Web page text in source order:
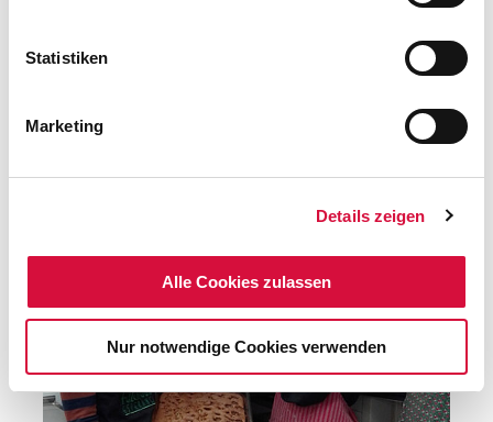
Statistiken
Marketing
Details zeigen
Alle Cookies zulassen
Nur notwendige Cookies verwenden